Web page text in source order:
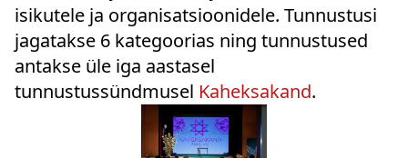
isikutele ja organisatsioonidele. Tunnustusi
jagatakse 6 kategoorias ning tunnustused
antakse üle iga aastasel
tunnustussündmusel Kaheksakand.